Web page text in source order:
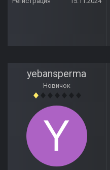
yebansperma
Новичок